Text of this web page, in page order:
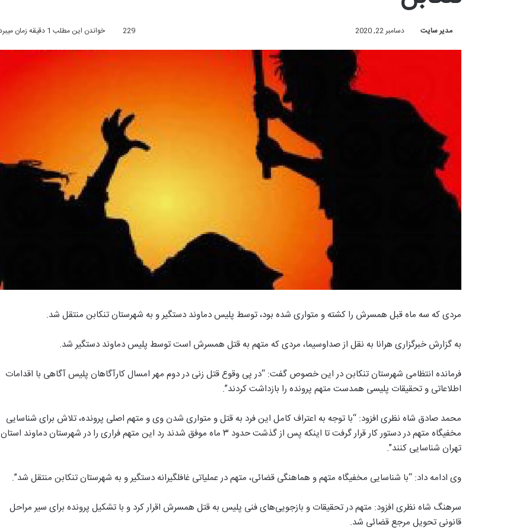
مدیر سایت دسامبر 22, 2020 229 خواندن این مطلب 1 دقیقه زمان میبرد
مردی که سه ماه قبل همسرش را کشته و متواری شده بود، توسط پلیس دماوند دستگیر و به شهرستان تنکابن منتقل شد.
به گزارش خبرگزاری هرانا به نقل از صداوسیما، مردی که متهم به قتل همسرش است توسط پلیس دماوند دستگیر شد.
فرمانده انتظامی شهرستان تنکابن در این خصوص گفت: “در پی وقوع قتل زنی در دوم مهر امسال کارآگاهان پلیس آگاهی با اقدامات
اطلاعاتی و تحقیقات پلیسی همدست متهم پرونده را بازداشت کردند”.
محمد صادق شاه نظری افزود: “با توجه به اعتراف کامل این فرد به قتل و متواری شدن وی و متهم اصلی پرونده، تلاش برای شناسایی
مخفیگاه متهم در دستور کار قرار گرفت تا اینکه پس از گذشت حدود ۳ ماه موفق شدند رد این متهم فراری را در شهرستان دماوند استان
تهران شناسایی کنند”.
وی ادامه داد: “با شناسایی مخفیگاه متهم و هماهنگی قضائی، متهم در عملیاتی غافلگیرانه دستگیر و به شهرستان تنکابن منتقل شد”.
سرهنگ شاه نظری افزود: متهم در تحقیقات و بازجویی‌های فنی پلیس به قتل همسرش اقرار کرد و با تشکیل پرونده برای سیر مراحل
قانونی تحویل مرجع قضائی شد.